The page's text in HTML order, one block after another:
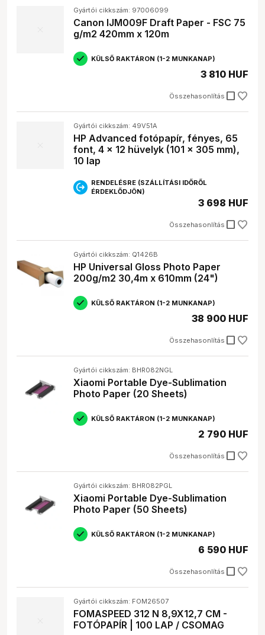
Gyártói cikkszám: 97006099
Canon IJM009F Draft Paper - FSC 75
g/m2 420mm x 120m
KÜLSŐ RAKTÁRON (1-2 MUNKANAP)
Összehasonlítás check_box_outline_blank
3 810 HUF
Gyártói cikkszám: 49V51A
HP Advanced fotópapír, fényes, 65
font, 4 x 12 hüvelyk (101 x 305 mm),
10 lap
RENDELÉSRE (SZÁLLÍTÁSI IDŐRŐL
ÉRDEKLŐDJÖN)
Összehasonlítás check_box_outline_blank
3 698 HUF
Gyártói cikkszám: Q1426B
HP Universal Gloss Photo Paper
200g/m2 30,4m x 610mm (24")
KÜLSŐ RAKTÁRON (1-2 MUNKANAP)
Összehasonlítás check_box_outline_blank
38 900 HUF
Gyártói cikkszám: BHR082NGL
Xiaomi Portable Dye-Sublimation
Photo Paper (20 Sheets)
KÜLSŐ RAKTÁRON (1-2 MUNKANAP)
Összehasonlítás check_box_outline_blank
2 790 HUF
Gyártói cikkszám: BHR082PGL
Xiaomi Portable Dye-Sublimation
Photo Paper (50 Sheets)
KÜLSŐ RAKTÁRON (1-2 MUNKANAP)
Összehasonlítás check_box_outline_blank
6 590 HUF
Gyártói cikkszám: FOM26507
FOMASPEED 312 N 8,9X12,7 CM -
FOTÓPAPÍR | 100 LAP / CSOMAG